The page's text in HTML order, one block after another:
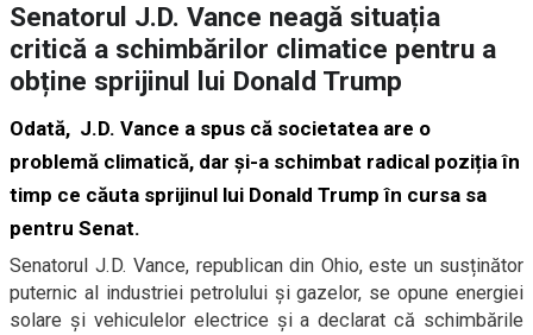
Senatorul J.D. Vance neagă situația
critică a schimbărilor climatice pentru a
obține sprijinul lui Donald Trump
Odată, J.D. Vance a spus că societatea are o
problemă climatică, dar și-a schimbat radical poziția în
timp ce căuta sprijinul lui Donald Trump în cursa sa
pentru Senat.
Senatorul J.D. Vance, republican din Ohio, este un susținător
puternic al industriei petrolului și gazelor, se opune energiei
solare și vehiculelor electrice și a declarat că schimbările